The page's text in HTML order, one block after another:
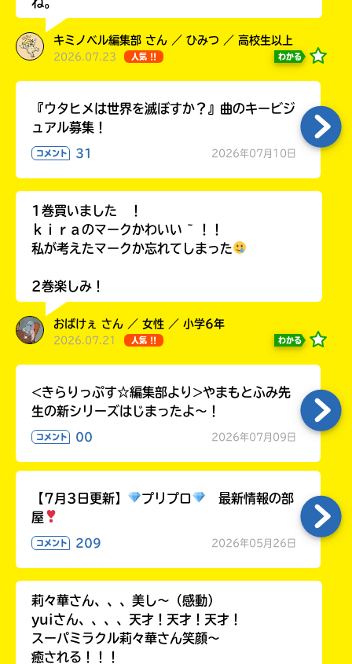
Loading...
キミノベル編集部 さん ／ ひみつ ／ 高校生以上
2026.07.23 人気 !! わかる
『ウタヒメは世界を滅ぼすか？』曲のキービジ
ュアル募集！
コメント 31 2026年07月10日
1巻買いました ！
ｋｉｒａのマークかわいい ~ ！！
私が考えたマークか忘れてしまった
2巻楽しみ！
おばけぇ さん ／ 女性 ／ 小学6年
2026.07.21 人気 !! わかる
<きらりっぷす☆編集部より>やまもとふみ先
生の新シリーズはじまったよ～！
コメント 00 2026年07月09日
【7月3日更新】 プリプロ
最新情報の部
屋
コメント 209 2026年05月26日
莉々華さん、、、美し〜（感動）
yuiさん、、、、天才！天才！天才！
スーパミラクル莉々華さん笑顔〜
癒される！！！
え
入
に
ラ
が
あ
で、
う
て
み
て